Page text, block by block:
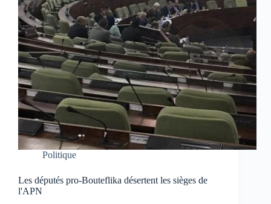
Politique
Les députés pro-Bouteflika désertent les sièges de
l'APN